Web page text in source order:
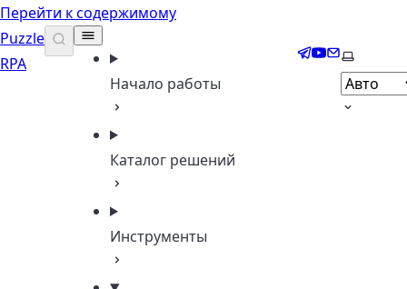
Перейти к содержимому
Puzzle
RPA
Начало работы
Каталог решений
Инструменты
Telegram
YouTube
Email